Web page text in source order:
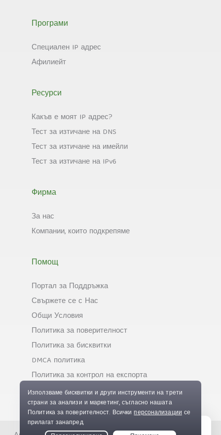
Програми
Специален IP адрес
Афилиейт
Ресурси
Какъв е моят IP адрес?
Тест за изтичане на DNS
Тест за изтичане на имейли
Тест за изтичане на IPv6
Фирма
За нас
Компании, които подкрепяме
Помощ
Портал за Поддръжка
Свържете се с Нас
Общи Условия
Политика за поверителност
Политика за бисквитки
DMCA политика
Политика за контрол на експорта